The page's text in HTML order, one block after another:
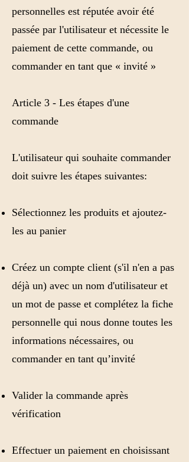
personnelles est réputée avoir été
passée par l'utilisateur et nécessite le
paiement de cette commande, ou
commander en tant que « invité »
Article 3 - Les étapes d'une
commande
L'utilisateur qui souhaite commander
doit suivre les étapes suivantes:
Sélectionnez les produits et ajoutez-
les au panier
Créez un compte client (s'il n'en a pas
déjà un) avec un nom d'utilisateur et
un mot de passe et complétez la fiche
personnelle qui nous donne toutes les
informations nécessaires, ou
commander en tant qu’invité
Valider la commande après
vérification
Effectuer un paiement en choisissant